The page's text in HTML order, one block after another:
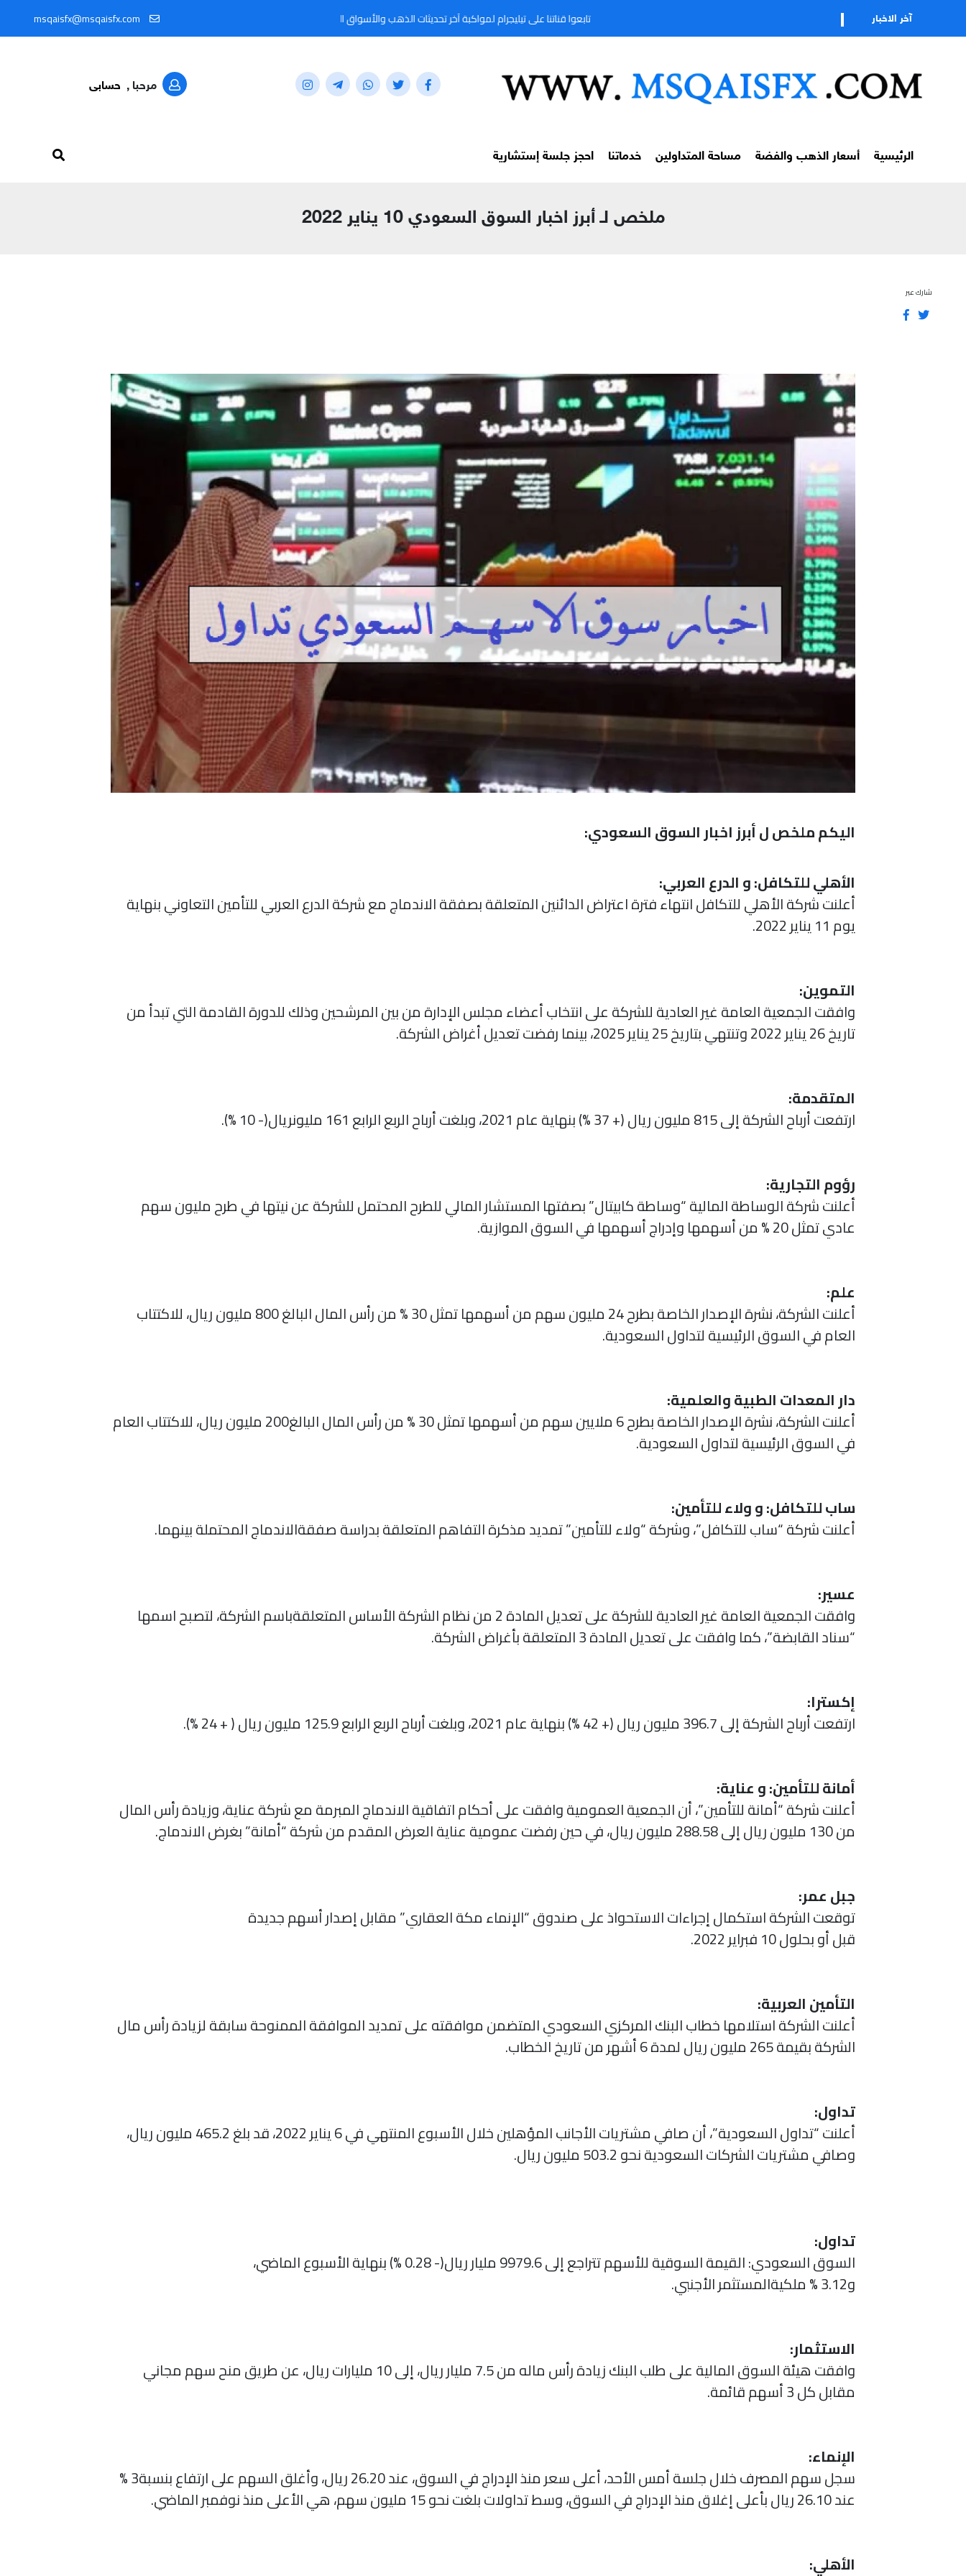
آخر الاخبار تابعوا قناتنا على تيليجرام لمواكبة آخر تحديثات الذهب والأسواق المالية لحظة بلحظة من خلال المعرّف: @MSQAISFX91 msqaisfx@msqaisfx.com
مرحبا , حسابى
الرئيسية أسعار الذهب والفضة مساحة المتداولين خدماتنا احجز جلسة إستشارية
ملخص لـ أبرز اخبار السوق السعودي 10 يناير 2022
شارك عبر
اليكم ملخص ل أبرز اخبار السوق السعودي:
الأهلي للتكافل: و الدرع العربي:
أعلنت شركة الأهلي للتكافل انتهاء فترة اعتراض الدائنين المتعلقة بصفقة الاندماج مع شركة الدرع العربي للتأمين التعاوني بنهاية
يوم 11 يناير 2022.
التموين:
وافقت الجمعية العامة غير العادية للشركة على انتخاب أعضاء مجلس الإدارة من بين المرشحين وذلك للدورة القادمة التي تبدأ من
تاريخ 26 يناير 2022 وتنتهي بتاريخ 25 يناير 2025، بينما رفضت تعديل أغراض الشركة.
المتقدمة:
ارتفعت أرباح الشركة إلى 815 مليون ريال (+ 37 %) بنهاية عام 2021، وبلغت أرباح الربع الرابع 161 مليونريال(- 10 %).
رؤوم التجارية:
أعلنت شركة الوساطة المالية “وساطة كابيتال” بصفتها المستشار المالي للطرح المحتمل للشركة عن نيتها في طرح مليون سهم
عادي تمثل 20 % من أسهمها وإدراج أسهمها في السوق الموازية.
علم:
أعلنت الشركة، نشرة الإصدار الخاصة بطرح 24 مليون سهم من أسهمها تمثل 30 % من رأس المال البالغ 800 مليون ريال، للاكتتاب
العام في السوق الرئيسية لتداول السعودية.
دار المعدات الطبية والعلمية:
أعلنت الشركة، نشرة الإصدار الخاصة بطرح 6 ملايين سهم من أسهمها تمثل 30 % من رأس المال البالغ200 مليون ريال، للاكتتاب العام
في السوق الرئيسية لتداول السعودية.
ساب للتكافل: و ولاء للتأمين:
أعلنت شركة “ساب للتكافل”، وشركة “ولاء للتأمين” تمديد مذكرة التفاهم المتعلقة بدراسة صفقةالاندماج المحتملة بينهما.
عسير:
وافقت الجمعية العامة غير العادية للشركة على تعديل المادة 2 من نظام الشركة الأساس المتعلقةباسم الشركة، لتصبح اسمها
“سناد القابضة”، كما وافقت على تعديل المادة 3 المتعلقة بأغراض الشركة.
إكسترا:
ارتفعت أرباح الشركة إلى 396.7 مليون ريال (+ 42 %) بنهاية عام 2021، وبلغت أرباح الربع الرابع 125.9 مليون ريال ( + 24 %).
أمانة للتأمين: و عناية:
أعلنت شركة “أمانة للتأمين”، أن الجمعية العمومية وافقت على أحكام اتفاقية الاندماج المبرمة مع شركة عناية، وزيادة رأس المال
من 130 مليون ريال إلى 288.58 مليون ريال، في حين رفضت عمومية عناية العرض المقدم من شركة “أمانة” بغرض الاندماج.
جبل عمر:
توقعت الشركة استكمال إجراءات الاستحواذ على صندوق “الإنماء مكة العقاري” مقابل إصدار أسهم جديدة
قبل أو بحلول 10 فبراير 2022.
التأمين العربية:
أعلنت الشركة استلامها خطاب البنك المركزي السعودي المتضمن موافقته على تمديد الموافقة الممنوحة سابقة لزيادة رأس مال
الشركة بقيمة 265 مليون ريال لمدة 6 أشهر من تاريخ الخطاب.
تداول:
أعلنت “تداول السعودية”، أن صافي مشتريات الأجانب المؤهلين خلال الأسبوع المنتهي في 6 يناير 2022، قد بلغ 465.2 مليون ريال،
وصافي مشتريات الشركات السعودية نحو 503.2 مليون ريال.
تداول:
السوق السعودي: القيمة السوقية للأسهم تتراجع إلى 9979.6 مليار ريال(- 0.28 %) بنهاية الأسبوع الماضي،
و3.12 % ملكيةالمستثمر الأجنبي.
الاستثمار:
وافقت هيئة السوق المالية على طلب البنك زيادة رأس ماله من 7.5 مليار ريال، إلى 10 مليارات ريال، عن طريق منح سهم مجاني
مقابل كل 3 أسهم قائمة.
الإنماء:
سجل سهم المصرف خلال جلسة أمس الأحد، أعلى سعر منذ الإدراج في السوق، عند 26.20 ريال، وأغلق السهم على ارتفاع بنسبة3 %
عند 26.10 ريال بأعلى إغلاق منذ الإدراج في السوق، وسط تداولات بلغت نحو 15 مليون سهم، هي الأعلى منذ نوفمبر الماضي.
الأهلي: